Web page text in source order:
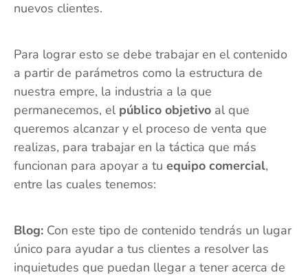
nuevos clientes.
Para lograr esto se debe trabajar en el contenido
a partir de parámetros como la estructura de
nuestra empre, la industria a la que
permanecemos, el público objetivo al que
queremos alcanzar y el proceso de venta que
realizas, para trabajar en la táctica que más
funcionan para apoyar a tu equipo comercial,
entre las cuales tenemos:
Blog: Con este tipo de contenido tendrás un lugar
único para ayudar a tus clientes a resolver las
inquietudes que puedan llegar a tener acerca de